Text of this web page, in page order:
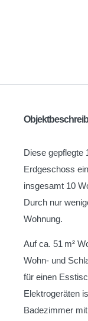
Diese gepflegte
Erdgeschoss
insgesamt 10
Durch nur
Wohnung.
Auf ca. 51 m²
Wohn- und
für einen
Elektrogeräten
Badezimmer